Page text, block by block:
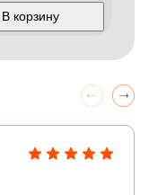
В корзину